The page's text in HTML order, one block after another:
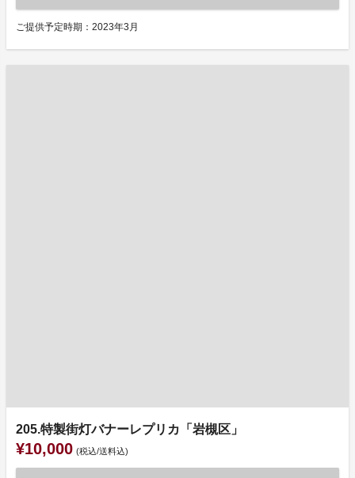
ご提供予定時期：2023年3月
205.特製街灯バナーレプリカ「岩槻区」
¥10,000 (税込/送料込)